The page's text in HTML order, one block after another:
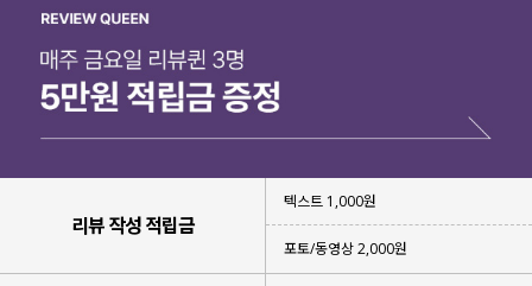
리뷰 작성 적립금
텍스트 1,000원
포토/동영상 2,000원